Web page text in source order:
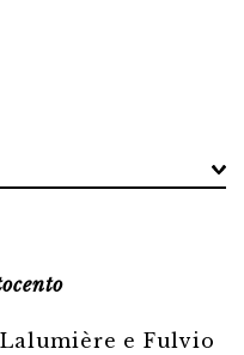
e Fulvio